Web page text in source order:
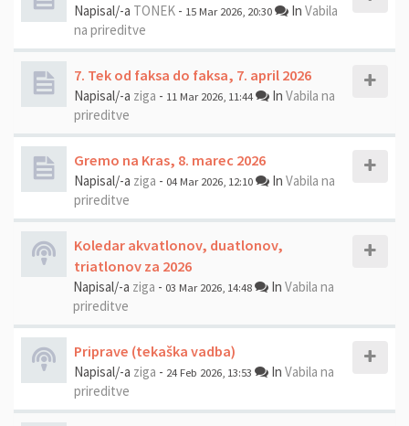
Napisal/-a TONEK - 15 Mar 2026, 20:30 In Vabila
na prireditve
7. Tek od faksa do faksa, 7. april 2026
Napisal/-a ziga - 11 Mar 2026, 11:44 In Vabila na
prireditve
Gremo na Kras, 8. marec 2026
Napisal/-a ziga - 04 Mar 2026, 12:10 In Vabila na
prireditve
Koledar akvatlonov, duatlonov,
triatlonov za 2026
Napisal/-a ziga - 03 Mar 2026, 14:48 In Vabila na
prireditve
Priprave (tekaška vadba)
Napisal/-a ziga - 24 Feb 2026, 13:53 In Vabila na
prireditve